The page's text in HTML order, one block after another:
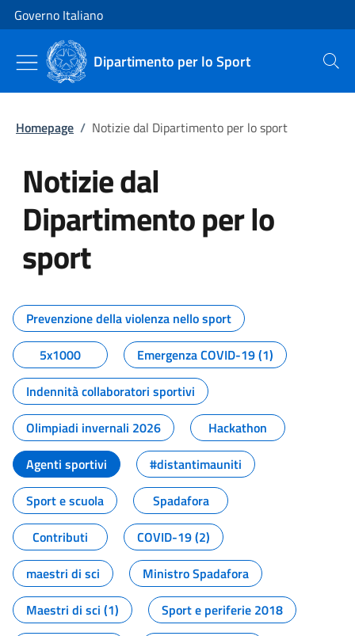
Vai al contenuto
Vai alla navigazione del sito
Governo Italiano
Dipartimento per lo Sport Cerca
Homepage / Notizie dal Dipartimento per lo sport
Notizie dal
Dipartimento per lo
sport
Tutti i contenuti della pagina
Prevenzione della violenza nello sport
5x1000
Emergenza COVID-19 (1)
Indennità collaboratori sportivi
Olimpiadi invernali 2026
Hackathon
Agenti sportivi
#distantimauniti
Sport e scuola
Spadafora
Contributi
COVID-19 (2)
maestri di sci
Ministro Spadafora
Maestri di sci (1)
Sport e periferie 2018